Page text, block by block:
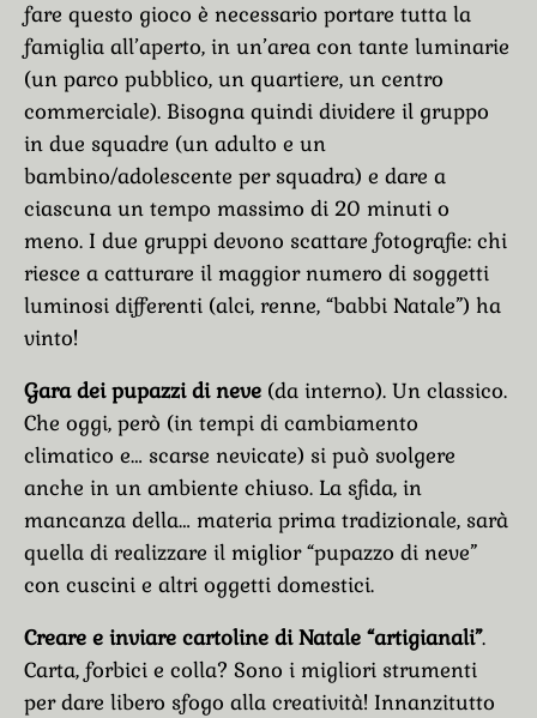
fare questo gioco è necessario portare tutta la
famiglia all’aperto, in un’area con tante luminarie
(un parco pubblico, un quartiere, un centro
commerciale). Bisogna quindi dividere il gruppo
in due squadre (un adulto e un
bambino/adolescente per squadra) e dare a
ciascuna un tempo massimo di 20 minuti o
meno. I due gruppi devono scattare fotografie: chi
riesce a catturare il maggior numero di soggetti
luminosi differenti (alci, renne, “babbi Natale”) ha
vinto!
Gara dei pupazzi di neve (da interno). Un classico.
Che oggi, però (in tempi di cambiamento
climatico e… scarse nevicate) si può svolgere
anche in un ambiente chiuso. La sfida, in
mancanza della… materia prima tradizionale, sarà
quella di realizzare il miglior “pupazzo di neve”
con cuscini e altri oggetti domestici.
Creare e inviare cartoline di Natale “artigianali”.
Carta, forbici e colla? Sono i migliori strumenti
per dare libero sfogo alla creatività! Innanzitutto